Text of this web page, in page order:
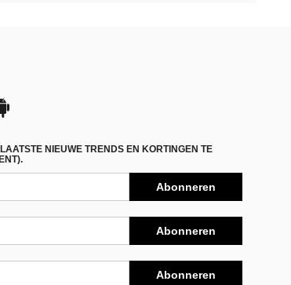
NIEUWE TRENDS EN KORTINGEN TE
Abonneren
Abonneren
Abonneren